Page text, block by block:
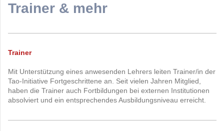
Trainer & mehr
Trainer
Mit Unterstützung eines anwesenden Lehrers leiten Trainer/in der
Tao-Initiative Fortgeschrittene an. Seit vielen Jahren Mitglied,
haben die Trainer auch Fortbildungen bei externen Institutionen
absolviert und ein entsprechendes Ausbildungsniveau erreicht.